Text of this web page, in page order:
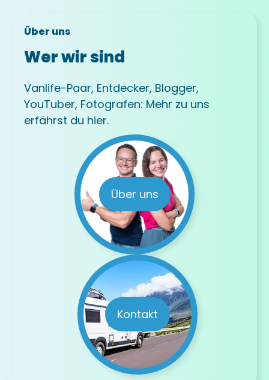
Über uns
Wer wir sind
Vanlife-Paar, Entdecker, Blogger,
YouTuber, Fotografen: Mehr zu uns
erfährst du hier.
Über uns
Kontakt